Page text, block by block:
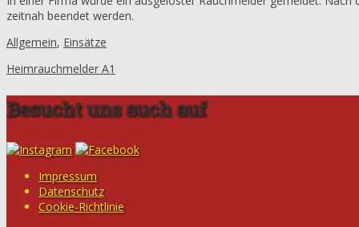
zeitnah beendet werden.
Allgemein, Einsätze
Heimrauchmelder A1
Besucht uns auch auf
Impressum
Datenschutz
Cookie-Richtlinie